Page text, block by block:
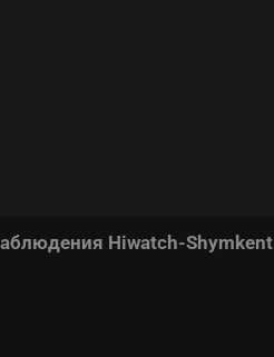
Hiwatch-Shymkent